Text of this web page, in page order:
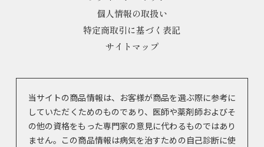
個人情報の取扱い
特定商取引に基づく表記
サイトマップ
当サイトの商品情報は、お客様が商品を選ぶ際に参考に
していただくためのものであり、医師や薬剤師およびそ
の他の資格をもった専門家の意見に代わるものではあり
ません。この商品情報は病気を治すための自己診断に使